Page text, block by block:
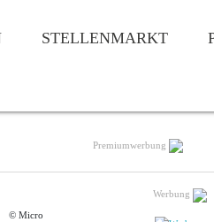
STELLENMARKT
Premiumwerbung
© Micro
Werbung